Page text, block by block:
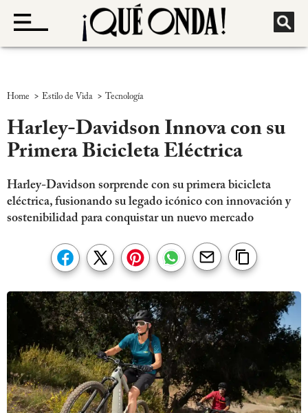
Home > Estilo de Vida > Tecnología
Harley-Davidson Innova con su
Primera Bicicleta Eléctrica
Harley-Davidson sorprende con su primera bicicleta
eléctrica, fusionando su legado icónico con innovación y
sostenibilidad para conquistar un nuevo mercado